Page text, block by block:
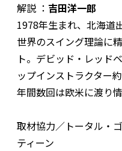
解説 ： 吉田洋一郎
1978年生まれ、北海道
世界のスイング理論に
ト。デビッド・レッド
ップインストラクター
年間数回は欧米に渡り
取材協力／トータル・
ティーン